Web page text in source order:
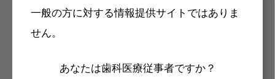
一般の方に対する情報提供サイトではありま
せん。
あなたは歯科医療従事者ですか？
メリット